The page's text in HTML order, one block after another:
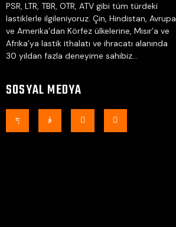
PSR, LTR, TBR, OTR, ATV gibi tüm türdeki
lastiklerle ilgileniyoruz. Çin, Hindistan, Avrupa
ve Amerika’dan Körfez ülkelerine, Mısır’a ve
Afrika’ya lastik ithalatı ve ihracatı alanında
30 yıldan fazla deneyime sahibiz…
SOSYAL MEDYA